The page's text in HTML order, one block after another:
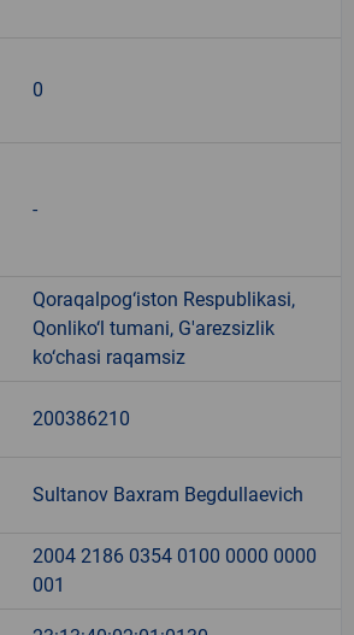
0
-
Qoraqalpog‘iston Respublikasi,
Qonliko‘l tumani, G'arezsizlik
ko‘chasi raqamsiz
200386210
Sultanov Baxram Begdullaevich
2004 2186 0354 0100 0000 0000
001